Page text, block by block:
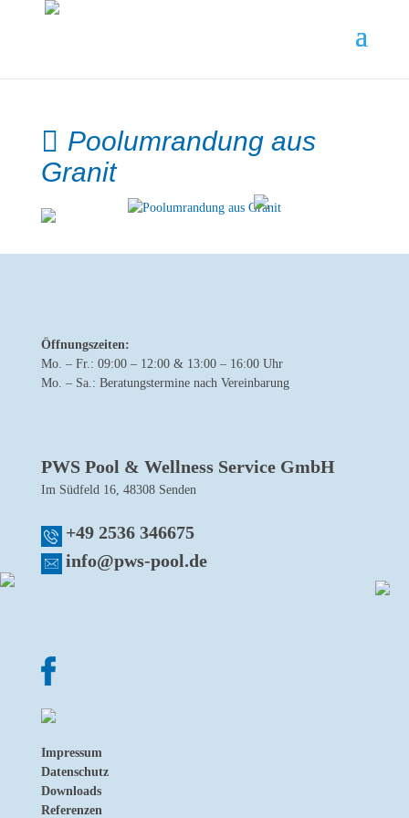
Poolumrandung aus
Granit
Öffnungszeiten:
Mo. – Fr.: 09:00 – 12:00 & 13:00 – 16:00 Uhr
Mo. – Sa.: Beratungstermine nach Vereinbarung
PWS Pool & Wellness Service GmbH
Im Südfeld 16, 48308 Senden
+49 2536 346675
info@pws-pool.de
Impressum
Datenschutz
Downloads
Referenzen